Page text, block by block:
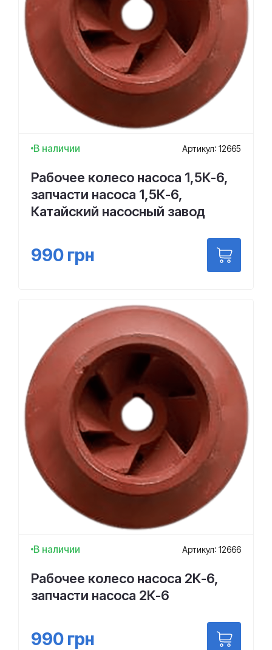
В наличии Артикул: 12665
Рабочее колесо насоса 1,5К-6,
запчасти насоса 1,5К-6,
Катайский насосный завод
990 грн
В наличии Артикул: 12666
Рабочее колесо насоса 2К-6,
запчасти насоса 2К-6
990 грн